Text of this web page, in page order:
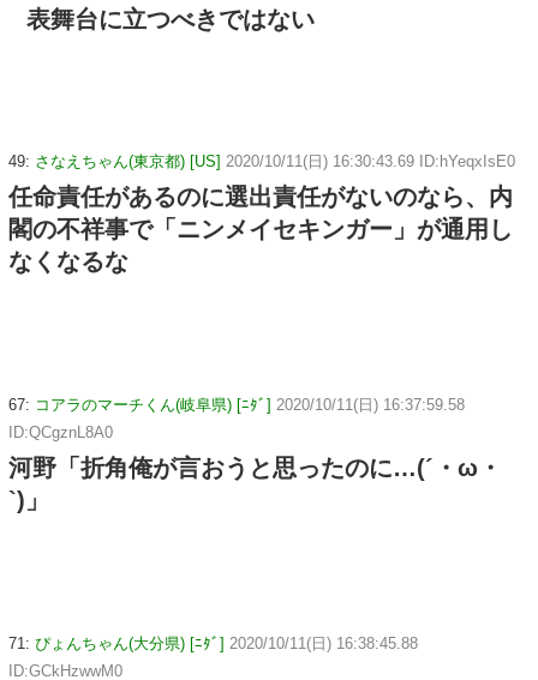
表舞台に立つべきではない
49: さなえちゃん(東京都) [US] 2020/10/11(日) 16:30:43.69 ID:hYeqxIsE0
任命責任があるのに選出責任がないのなら、内
閣の不祥事で「ニンメイセキンガー」が通用し
なくなるな
67: コアラのマーチくん(岐阜県) [ﾆﾀﾞ] 2020/10/11(日) 16:37:59.58
ID:QCgznL8A0
河野「折角俺が言おうと思ったのに…(´・ω・
`)」
71: ぴょんちゃん(大分県) [ﾆﾀﾞ] 2020/10/11(日) 16:38:45.88
ID:GCkHzwwM0